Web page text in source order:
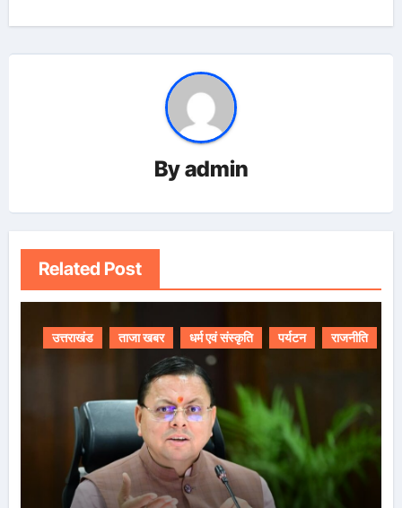
Byadmin
Related Post
उत्तराखंड ताजा खबर धर्म एवं संस्कृति पर्यटन राजनीति